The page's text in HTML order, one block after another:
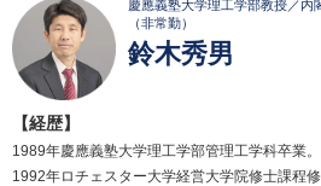
慶應義塾大学理工学部教授／内
（非常勤）
鈴木秀男
【経歴】
1989年慶應義塾大学理工学部管理工学科卒業。
1992年ロチェスター大学経営大学院修士課程修